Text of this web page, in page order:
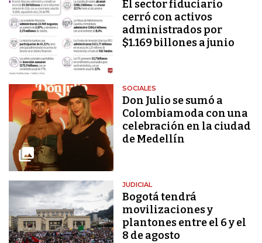
El sector fiduciario
cerró con activos
administrados por
$1.169 billones a junio
SOCIALES
Don Julio se sumó a
Colombiamoda con una
celebración en la ciudad
de Medellín
JUDICIAL
Bogotá tendrá
movilizaciones y
plantones entre el 6 y el
8 de agosto